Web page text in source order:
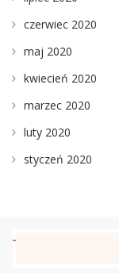
czerwiec 2020
maj 2020
kwiecień 2020
marzec 2020
luty 2020
styczeń 2020